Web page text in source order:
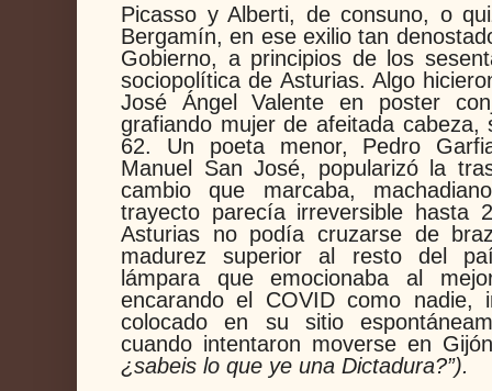
Picasso y Alberti, de consuno, o
Bergamín, en ese exilio tan
Gobierno, a principios de los
sociopolítica de Asturias. Algo
José Ángel Valente en poster
grafiando mujer de afeitada cabeza,
62. Un poeta menor, Pedro
Manuel San José, popularizó la
cambio que marcaba,
trayecto parecía irreversible hasta
Asturias no podía cruzarse de
madurez superior al resto del
lámpara que emocionaba al
encarando el COVID como nadie,
colocado en su sitio
cuando intentaron moverse en
¿sabeis lo que ye una Dictadura?”).